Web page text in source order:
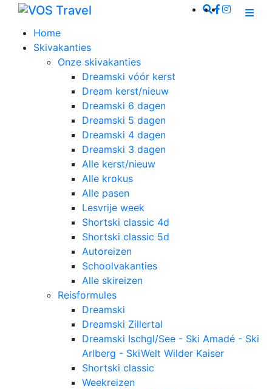
Home
Skivakanties
Onze skivakanties
Dreamski vóór kerst
Dream kerst/nieuw
Dreamski 6 dagen
Dreamski 5 dagen
Dreamski 4 dagen
Dreamski 3 dagen
Alle kerst/nieuw
Alle krokus
Alle pasen
Lesvrije week
Shortski classic 4d
Shortski classic 5d
Autoreizen
Schoolvakanties
Alle skireizen
Reisformules
Dreamski
Dreamski Zillertal
Dreamski Ischgl/See - Ski Amadé - Ski
Arlberg - SkiWelt Wilder Kaiser
Shortski classic
Weekreizen